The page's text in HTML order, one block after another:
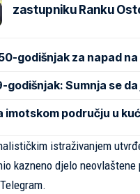
zastupniku Ranku
godišnjak za napad
godišnjak: Sumnja se
imotskom području u
istraživanjem
kazneno djelo
Telegram.